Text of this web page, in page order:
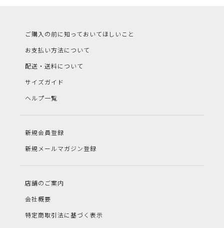
ご購入の前に知っておいてほしいこと
お支払い方法について
配送・送料について
サイズガイド
ヘルプ一覧
新規会員登録
新規メールマガジン登録
店舗のご案内
会社概要
特定商取引法に基づく表示